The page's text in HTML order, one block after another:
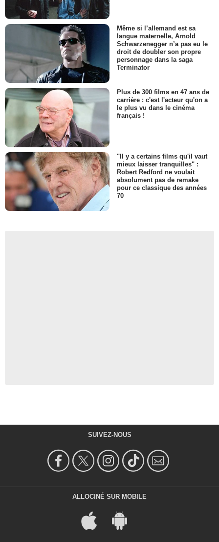
Même si l’allemand est sa
langue maternelle, Arnold
Schwarzenegger n’a pas eu le
droit de doubler son propre
personnage dans la saga
Terminator
Plus de 300 films en 47 ans de
carrière : c'est l'acteur qu'on a
le plus vu dans le cinéma
français !
"Il y a certains films qu'il vaut
mieux laisser tranquilles" :
Robert Redford ne voulait
absolument pas de remake
pour ce classique des années
70
SUIVEZ-NOUS
ALLOCINÉ SUR MOBILE